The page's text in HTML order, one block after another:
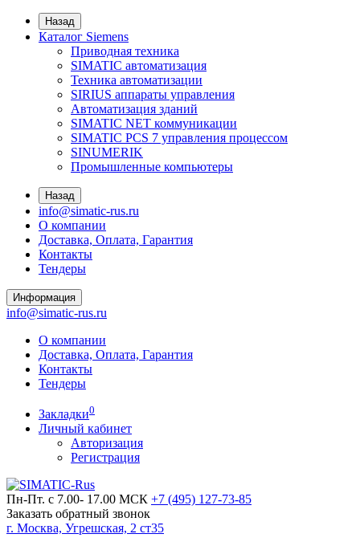
Назад
Каталог Siemens
Приводная техника
SIMATIC автоматизация
Техника автоматизации
SIRIUS аппараты управления
Автоматизация зданий
SIMATIC NET коммуникации
SIMATIC PCS 7 управления процессом
SINUMERIK
Промышленные компьютеры
Назад
info@simatic-rus.ru
О компании
Доставка, Оплата, Гарантия
Контакты
Тендеры
Информация
info@simatic-rus.ru
О компании
Доставка, Оплата, Гарантия
Контакты
Тендеры
Закладки0
Личный кабинет
Авторизация
Регистрация
Пн-Пт. с 7.00- 17.00 МСК +7 (495) 127-73-85
Заказать обратный звонок
г. Москва, Угрешская, 2 ст35